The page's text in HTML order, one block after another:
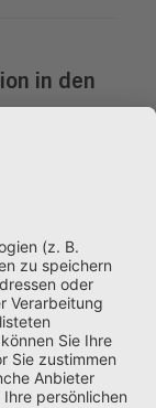
in den
Markt der
im
Wi...